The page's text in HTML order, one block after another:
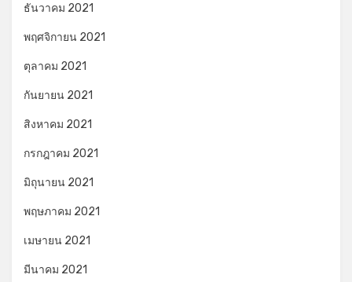
ธันวาคม 2021
พฤศจิกายน 2021
ตุลาคม 2021
กันยายน 2021
สิงหาคม 2021
กรกฎาคม 2021
มิถุนายน 2021
พฤษภาคม 2021
เมษายน 2021
มีนาคม 2021